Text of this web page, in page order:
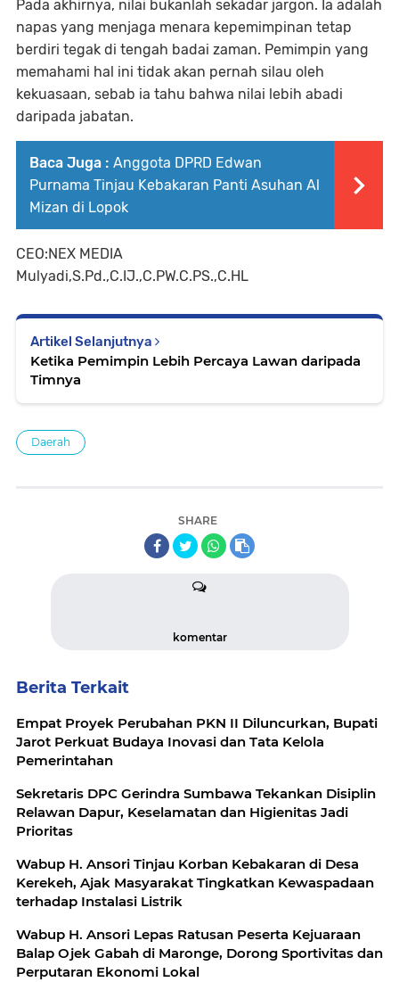
Pada akhirnya, nilai bukanlah sekadar jargon. Ia adalah
napas yang menjaga menara kepemimpinan tetap
berdiri tegak di tengah badai zaman. Pemimpin yang
memahami hal ini tidak akan pernah silau oleh
kekuasaan, sebab ia tahu bahwa nilai lebih abadi
daripada jabatan.
Baca Juga : Anggota DPRD Edwan
Purnama Tinjau Kebakaran Panti Asuhan Al
Mizan di Lopok
CEO:NEX MEDIA
Mulyadi,S.Pd.,C.IJ.,C.PW.C.PS.,C.HL
Artikel Selanjutnya
Ketika Pemimpin Lebih Percaya Lawan daripada
Timnya
Daerah
SHARE
komentar
Berita Terkait
Empat Proyek Perubahan PKN II Diluncurkan, Bupati
Jarot Perkuat Budaya Inovasi dan Tata Kelola
Pemerintahan
Sekretaris DPC Gerindra Sumbawa Tekankan Disiplin
Relawan Dapur, Keselamatan dan Higienitas Jadi
Prioritas
Wabup H. Ansori Tinjau Korban Kebakaran di Desa
Kerekeh, Ajak Masyarakat Tingkatkan Kewaspadaan
terhadap Instalasi Listrik
Wabup H. Ansori Lepas Ratusan Peserta Kejuaraan
Balap Ojek Gabah di Maronge, Dorong Sportivitas dan
Perputaran Ekonomi Lokal